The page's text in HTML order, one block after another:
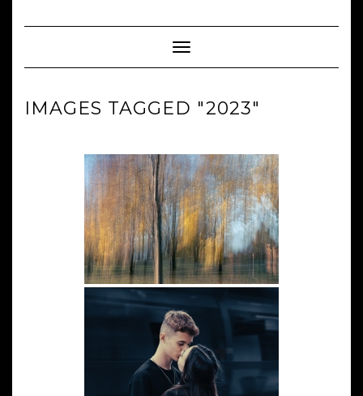
Toggle Navigation
IMAGES TAGGED "2023"